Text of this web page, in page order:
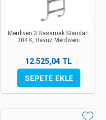
Merdiven 3 Basamak Standart
304 K, Havuz Merdiveni
12.525,04 TL